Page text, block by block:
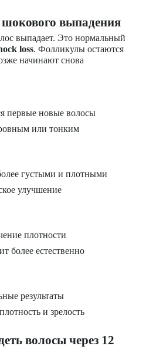
выпадения
выпадает. Это нормальный
loss. Фолликулы остаются
начинают снова
первые новые волосы
или тонким
густыми и плотными
улучшение
плотности
более естественно
результаты
и зрелость
волосы через 12